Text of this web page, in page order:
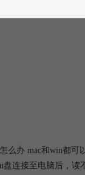
么办 mac和win都可
连接至电脑后，